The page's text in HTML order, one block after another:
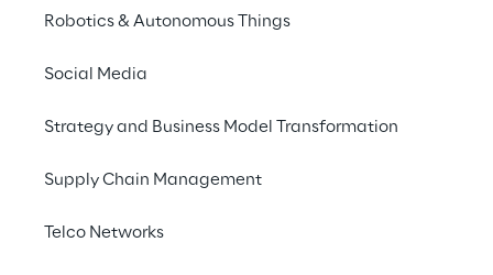
Robotics & Autonomous Things
Social Media
Strategy and Business Model Transformation
Supply Chain Management
Telco Networks
Instandhaltung mit
Siemens das Life Cycle Management von
Prozessanlagen. Wartungs- und
App Daten zu unterschiedlichen Anlagen